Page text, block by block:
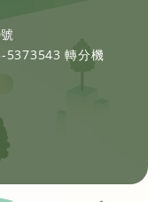
5373543 轉分機